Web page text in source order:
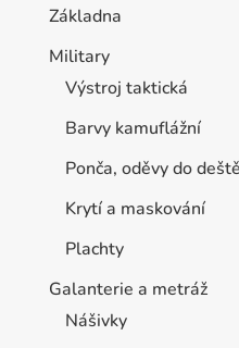
Základna
Military
Výstroj taktická
Barvy kamuflážní
Ponča, oděvy do deště
Krytí a maskování
Plachty
Galanterie a metráž
Nášivky